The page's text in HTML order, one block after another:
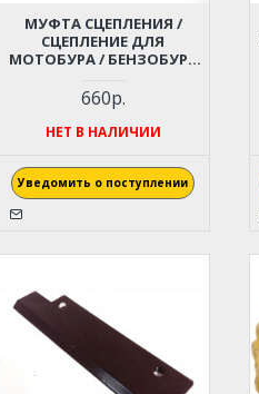
МУФТА СЦЕПЛЕНИЯ /
СЦЕПЛЕНИЕ ДЛЯ
МОТОБУРА / БЕНЗОБУРА
HUTER, ADA DRILL 7,
МИНИМОТОЦИКЛА,
МИНИБАЙКА 47СС, 49СС (3
660р.
НЕТ В НАЛИЧИИ
Уведомить о поступлении